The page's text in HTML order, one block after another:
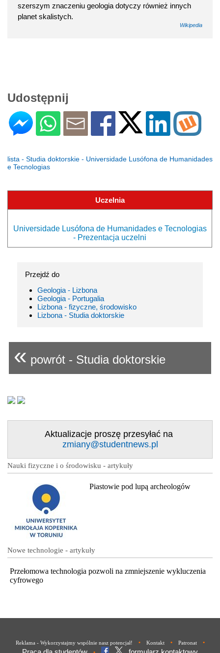
szerszym znaczeniu geologia dotyczy również innych
planet skalistych.
Wikipedia
Udostępnij
lista - Studia doktorskie - Universidade Lusófona de Humanidades
e Tecnologias
Uczelnia
Universidade Lusófona de Humanidades e Tecnologias
- Prezentacja uczelni
Przejdź do
Geologia - Lizbona
Geologia - Portugalia
Lizbona - fizyczne, środowisko
Lizbona - Studia doktorskie
« powrót - Studia doktorskie
Aktualizacje proszę przesyłać na
zmiany@studentnews.pl
Nauki fizyczne i o środowisku - artykuły
Piastowie pod lupą archeologów
Nowe technologie - artykuły
Przełomowa technologia pozwoli na zmniejszenie wykluczenia
cyfrowego
Reklama - Wykorzystajmy wspólnie nasz potencjał! • Kontakt • Patronat •